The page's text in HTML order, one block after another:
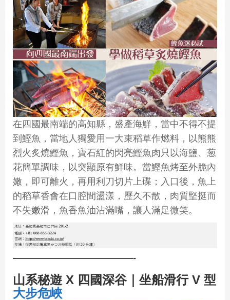
在四國最南端的高知縣，盛產海鮮，當中不得不提
到鰹魚，當地人獨愛用一大束稻草作燃料，以熊熊
烈火炙燒鰹魚，寶石紅的閃亮鰹魚肉只以海鹽、葱
花簡單調味，以突顯原有鮮味。當鰹魚烤至外脆內
嫩，即可離火，再用利刀切片上碟；入口後，魚上
的稻草香會在口腔間盪漾，歷久不散，肉質堅挺而
不失嫩滑，魚香魚油沾滿嘴，讓人滿足微笑。
—————————————-
山系秘遊 X 四國深谷｜坐船滑行 V 型
大步危峽